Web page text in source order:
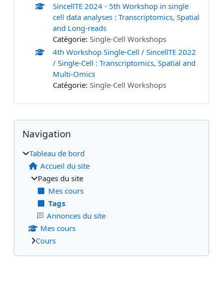
SincellTE 2024 - 5th Workshop in single
cell data analyses : Transcriptomics, Spatial
and Long-reads
Catégorie: Single-Cell Workshops
4th Workshop Single-Cell / SincellTE 2022
/ Single-Cell : Transcriptomics, Spatial and
Multi-Omics
Catégorie: Single-Cell Workshops
Blocs
Blocs supplémentaires
Passer Navigation
Navigation
Tableau de bord
Accueil du site
Pages du site
Mes cours
Tags
Annonces du site
Mes cours
Cours